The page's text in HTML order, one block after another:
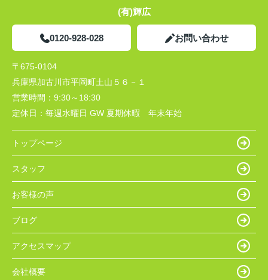
(有)輝広
0120-928-028 お問い合わせ
〒675-0104
兵庫県加古川市平岡町土山５６－１
営業時間： 9:30～18:30
定休日： 毎週水曜日 GW 夏期休暇 年末年始
トップページ
スタッフ
お客様の声
ブログ
アクセスマップ
会社概要